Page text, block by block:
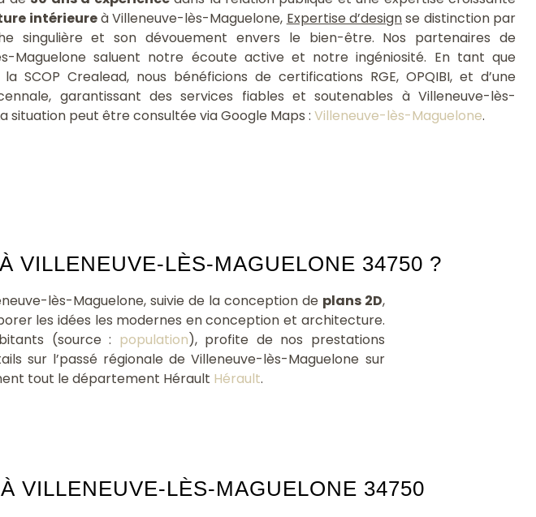
intérieureà Villeneuve-lès-Maguelone, Expertise d’designse distinction par
singulière et son dévouement envers le bien-être. Nos partenaires de
Maguelone saluent notre écoute active et notre ingéniosité. En tant que
SCOP Crealead, nous bénéficions de certifications RGE, OPQIBI, et d’une
garantissant des services fiables et soutenables à Villeneuve-lès-
situation peut être consultée via Google Maps :Villeneuve-lès-Maguelone.
VILLENEUVE-LÈS-MAGUELONE 34750 ?
lès-Maguelone, suivie de la conception de plans 2D,
les idées les modernes en conception et architecture.
(source : population), profite de nos prestations
sur l’passé régionale de Villeneuve-lès-Maguelone sur
tout le département Hérault Hérault.
VILLENEUVE-LÈS-MAGUELONE 34750